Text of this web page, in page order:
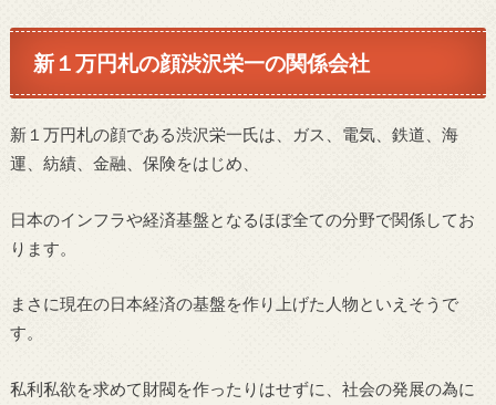
新１万円札の顔渋沢栄一の関係会社
新１万円札の顔である渋沢栄一氏は、ガス、電気、鉄道、海
運、紡績、金融、保険をはじめ、
日本のインフラや経済基盤となるほぼ全ての分野で関係してお
ります。
まさに現在の日本経済の基盤を作り上げた人物といえそうで
す。
私利私欲を求めて財閥を作ったりはせずに、社会の発展の為に